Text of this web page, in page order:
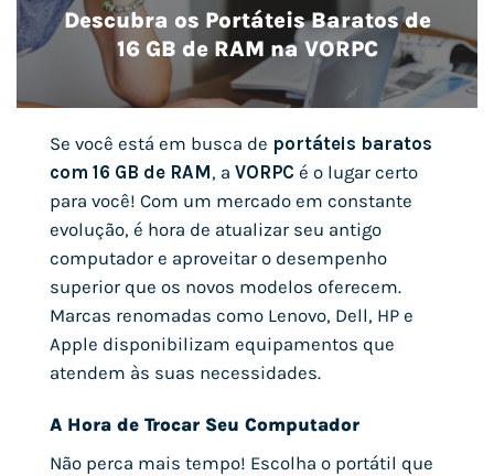
Descubra os Portáteis Baratos de
16 GB de RAM na VORPC
Se você está em busca de portáteis baratos
com 16 GB de RAM, a VORPC é o lugar certo
para você! Com um mercado em constante
evolução, é hora de atualizar seu antigo
computador e aproveitar o desempenho
superior que os novos modelos oferecem.
Marcas renomadas como Lenovo, Dell, HP e
Apple disponibilizam equipamentos que
atendem às suas necessidades.
A Hora de Trocar Seu Computador
Não perca mais tempo! Escolha o portátil que